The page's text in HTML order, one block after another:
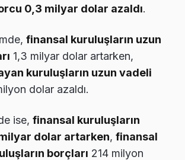
0,3 milyar dolar azaldı.
finansal kuruluşların uzun
1,3 milyar dolar artarken,
kuruluşların uzun vadeli
dolar azaldı.
ise, finansal kuruluşların
dolar artarken, finansal
borçları 214 milyon